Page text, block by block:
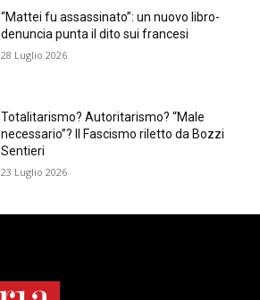
“Mattei fu assassinato”: un nuovo libro-
denuncia punta il dito sui francesi
28 Luglio 2026
Totalitarismo? Autoritarismo? “Male
necessario”? Il Fascismo riletto da Bozzi
Sentieri
23 Luglio 2026